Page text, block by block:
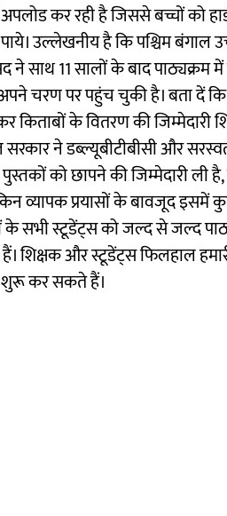
कर रही है जिससे बच्चों को
उल्लेखनीय है कि पश्चिम बंगाल
साथ 11 सालों के बाद पाठ्यक्रम
चरण पर पहुंच चुकी है। बता दें
किताबों के वितरण की जिम्मेदारी
ने डब्ल्यूबीटीबीसी और
को छापने की जिम्मेदारी ली
व्यापक प्रयासों के बावजूद
के सभी स्टूडेंट्स को जल्द से जल्द
शिक्षक और स्टूडेंट्स फिलहाल
शुरू कर सकते हैं।